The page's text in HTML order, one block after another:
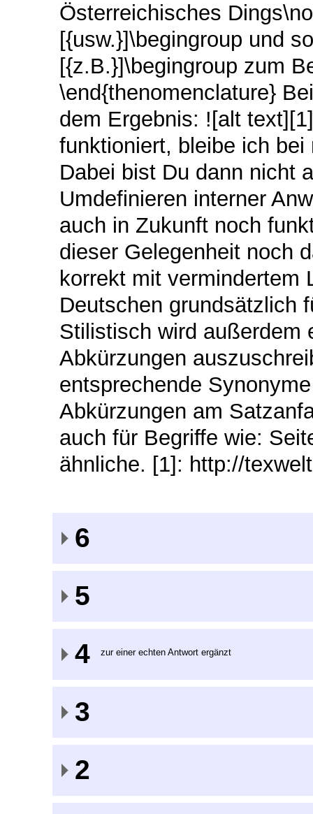
Österreichisches
[{usw.}]\begingroup und
[{z.B.}]\begingroup zum
\end{thenomenclature}
dem Ergebnis: ![alt
funktioniert, bleibe ich
Dabei bist Du dann nicht
Umdefinieren interner
auch in Zukunft noch
dieser Gelegenheit noch
korrekt mit vermindertem
Deutschen grundsätzlich
Stilistisch wird außerdem
Abkürzungen
entsprechende
Abkürzungen am
auch für Begriffe wie:
ähnliche. [1]: http://
6
5
4
zur einer echten Antwort ergänzt
3
2